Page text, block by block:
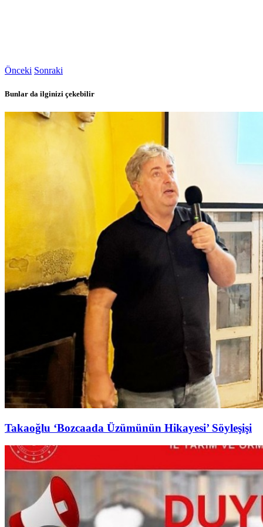
Önceki Sonraki
Bunlar da ilginizi çekebilir
Takaoğlu ‘Bozcaada Üzümünün Hikayesi’ Söyleşişi